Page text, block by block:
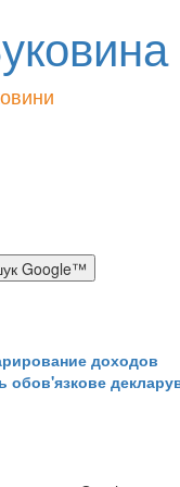
доходов
обов'язкове